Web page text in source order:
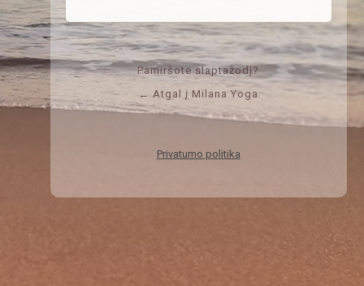
Pamiršote slaptažodį?
← Atgal į Milana Yoga
Privatumo politika